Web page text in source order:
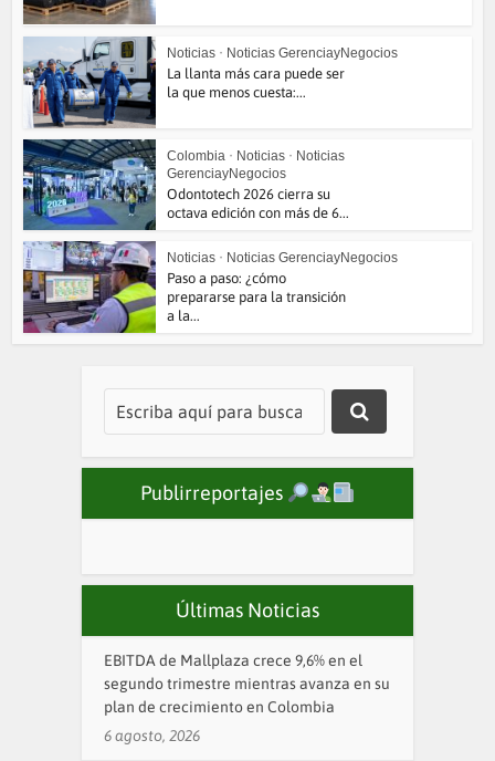
Noticias • Noticias GerenciayNegocios
La llanta más cara puede ser
la que menos cuesta:...
Colombia • Noticias • Noticias
GerenciayNegocios
Odontotech 2026 cierra su
octava edición con más de 6...
Noticias • Noticias GerenciayNegocios
Paso a paso: ¿cómo
prepararse para la transición
a la...
Publirreportajes
Últimas Noticias
EBITDA de Mallplaza crece 9,6% en el
segundo trimestre mientras avanza en su
plan de crecimiento en Colombia
6 agosto, 2026